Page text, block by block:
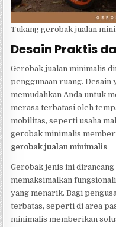
Tukang gerobak jualan
Desain Praktis
Gerobak jualan minimalis
penggunaan ruang. Desain
memudahkan Anda untuk
merasa terbatasi oleh
mobilitas, seperti usaha
gerobak minimalis
gerobak jualan minimalis
Gerobak jenis ini
memaksimalkan
yang menarik. Bagi
terbatas, seperti di area
minimalis memberikan